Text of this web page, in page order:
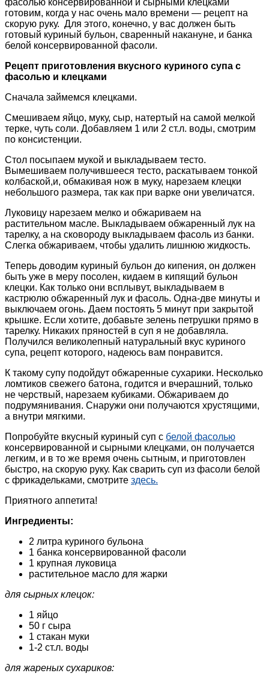
готовим, когда у нас очень мало времени — рецепт на
скорую руку. Для этого, конечно, у вас должен быть
готовый куриный бульон, сваренный накануне, и банка
белой консервированной фасоли.
Рецепт приготовления вкусного куриного супа с
фасолью и клецками
Сначала займемся клецками.
Смешиваем яйцо, муку, сыр, натертый на самой мелкой
терке, чуть соли. Добавляем 1 или 2 ст.л. воды, смотрим
по консистенции.
Стол посыпаем мукой и выкладываем тесто.
Вымешиваем получившееся тесто, раскатываем тонкой
колбаской,и, обмакивая нож в муку, нарезаем клецки
небольшого размера, так как при варке они увеличатся.
Луковицу нарезаем мелко и обжариваем на
растительном масле. Выкладываем обжаренный лук на
тарелку, а на сковороду выкладываем фасоль из банки.
Слегка обжариваем, чтобы удалить лишнюю жидкость.
Теперь доводим куриный бульон до кипения, он должен
быть уже в меру посолен, кидаем в кипящий бульон
клецки. Как только они всплывут, выкладываем в
кастрюлю обжаренный лук и фасоль. Одна-две минуты и
выключаем огонь. Даем постоять 5 минут при закрытой
крышке. Если хотите, добавьте зелень петрушки прямо в
тарелку. Никаких пряностей в суп я не добавляла.
Получился великолепный натуральный вкус куриного
супа, рецепт которого, надеюсь вам понравится.
К такому супу подойдут обжаренные сухарики. Несколько
ломтиков свежего батона, годится и вчерашний, только
не черствый, нарезаем кубиками. Обжариваем до
подрумянивания. Снаружи они получаются хрустящими,
а внутри мягкими.
Попробуйте вкусный куриный суп с белой фасолью
консервированной и сырными клецками, он получается
легким, и в то же время очень сытным, и приготовлен
быстро, на скорую руку. Как сварить суп из фасоли белой
с фрикадельками, смотрите здесь.
Приятного аппетита!
Ингредиенты:
2 литра куриного бульона
1 банка консервированной фасоли
1 крупная луковица
растительное масло для жарки
для сырных клецок:
1 яйцо
50 г сыра
1 стакан муки
1-2 ст.л. воды
для жареных сухариков: